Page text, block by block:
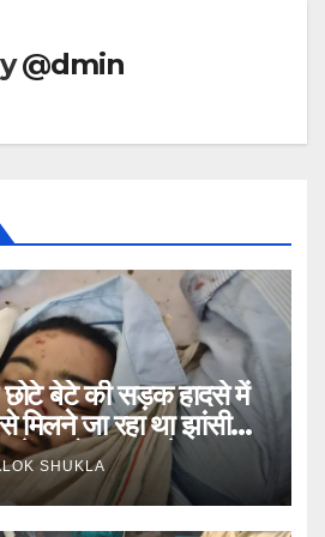
@dmin
बेटे की सड़क हादसे में
मिलने जा रहा था झांसी
5 लोग सवार थे।
SHUKLA